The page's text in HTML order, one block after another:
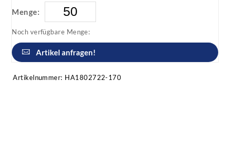
Menge:
Noch verfügbare Menge:
Artikel anfragen!
Artikelnummer: HA1802722-170